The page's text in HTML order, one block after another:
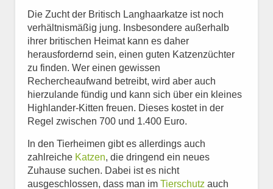
Die Zucht der Britisch Langhaarkatze ist noch
verhältnismäßig jung. Insbesondere außerhalb
ihrer britischen Heimat kann es daher
herausfordernd sein, einen guten Katzenzüchter
zu finden. Wer einen gewissen
Rechercheaufwand betreibt, wird aber auch
hierzulande fündig und kann sich über ein kleines
Highlander-Kitten freuen. Dieses kostet in der
Regel zwischen 700 und 1.400 Euro.
In den Tierheimen gibt es allerdings auch
zahlreiche Katzen, die dringend ein neues
Zuhause suchen. Dabei ist es nicht
ausgeschlossen, dass man im Tierschutz auch